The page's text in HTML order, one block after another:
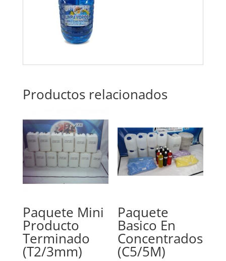
Productos relacionados
Paquete Mini
Producto
Terminado
(T2/3mm)
Paquete
Basico En
Concentrados
(C5/5M)